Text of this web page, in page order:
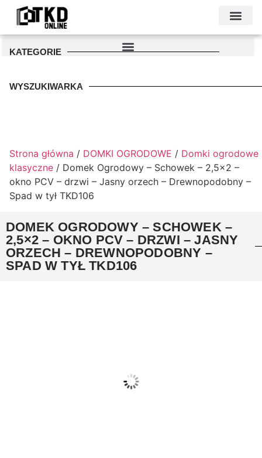
KATEGORIE
WYSZUKIWARKA
Strona główna / DOMKI OGRODOWE / Domki ogrodowe
klasyczne / Domek Ogrodowy – Schowek – 2,5×2 –
okno PCV – drzwi – Jasny orzech – Drewnopodobny –
Spad w tył TKD106
DOMEK OGRODOWY – SCHOWEK –
2,5×2 – OKNO PCV – DRZWI – JASNY
ORZECH – DREWNOPODOBNY –
SPAD W TYŁ TKD106